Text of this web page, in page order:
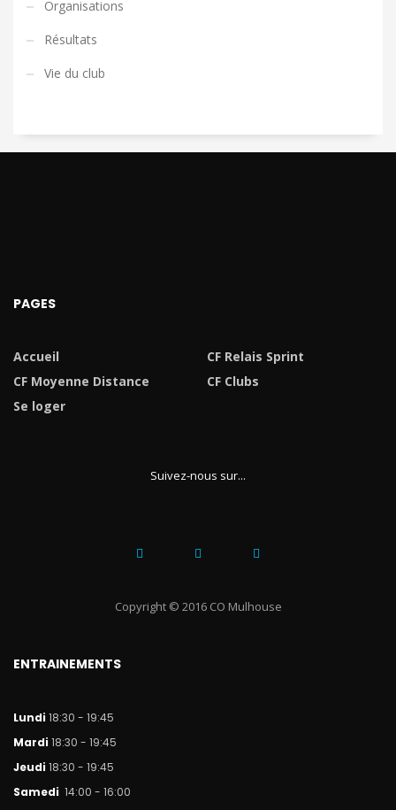
Organisations
Résultats
Vie du club
PAGES
Accueil
CF Relais Sprint
CF Moyenne Distance
CF Clubs
Se loger
Suivez-nous sur...
Copyright © 2016 CO Mulhouse
ENTRAINEMENTS
Lundi 18:30 - 19:45
Mardi 18:30 - 19:45
Jeudi 18:30 - 19:45
Samedi 14:00 - 16:00